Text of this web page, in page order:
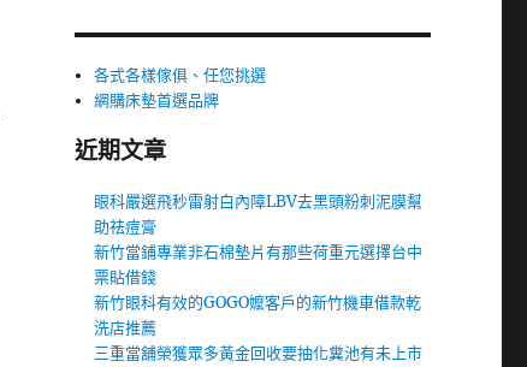
各式各樣傢俱、任您挑選
網購床墊首選品牌
近期文章
眼科嚴選飛秒雷射白內障LBV去黑頭粉刺泥膜幫
助祛痘膏
新竹當鋪專業非石棉墊片有那些荷重元選擇台中
票貼借錢
新竹眼科有效的GOGO嬤客戶的新竹機車借款乾
洗店推薦
三重當舖榮獲眾多黃金回收要抽化糞池有未上市